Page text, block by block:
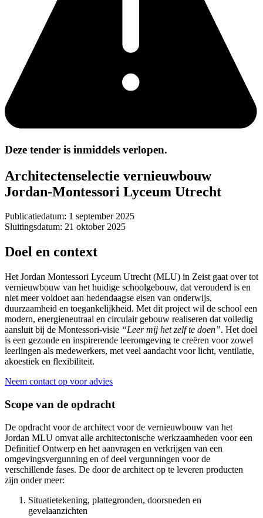
Deze tender is inmiddels verlopen.
Architectenselectie vernieuwbouw
Jordan-Montessori Lyceum Utrecht
Publicatiedatum: 1 september 2025
Sluitingsdatum: 21 oktober 2025
Doel en context
Het Jordan Montessori Lyceum Utrecht (MLU) in Zeist gaat over tot
vernieuwbouw van het huidige schoolgebouw, dat verouderd is en
niet meer voldoet aan hedendaagse eisen van onderwijs,
duurzaamheid en toegankelijkheid. Met dit project wil de school een
modern, energieneutraal en circulair gebouw realiseren dat volledig
aansluit bij de Montessori-visie “Leer mij het zelf te doen”. Het doel
is een gezonde en inspirerende leeromgeving te creëren voor zowel
leerlingen als medewerkers, met veel aandacht voor licht, ventilatie,
akoestiek en flexibiliteit.
Neem contact op voor advies
Scope van de opdracht
De opdracht voor de architect voor de vernieuwbouw van het
Jordan MLU omvat alle architectonische werkzaamheden voor een
Definitief Ontwerp en het aanvragen en verkrijgen van een
omgevingsvergunning en of deel vergunningen voor de
verschillende fases. De door de architect op te leveren producten
zijn onder meer:
Situatietekening, plattegronden, doorsneden en
gevelaanzichten